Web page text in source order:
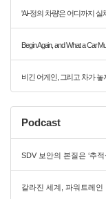
'AI-정의 차량'은 어디까지 실
Begin Again, and What a Car
비긴 어게인, 그리고 차가 놓
Podcast
SDV 보안의 본질은 ‘추적
갈라진 세계, 파워트레